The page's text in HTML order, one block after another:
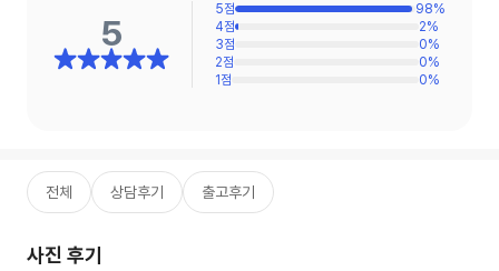
전체 상담후기 출고후기
5
1 점 0%
2점 0%
3점 0%
4점 2%
5점 98%
사진 후기